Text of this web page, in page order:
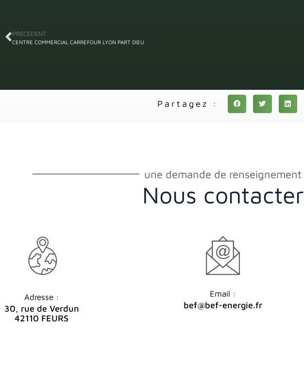
PRÉCÉDENT
CENTRE COMMERCIAL CARREFOUR LYON PART DIEU
Partagez :
une demande de renseignement
Nous contacter
Adresse :
30, rue de Verdun
42110 FEURS
Email :
bef@bef-energie.fr